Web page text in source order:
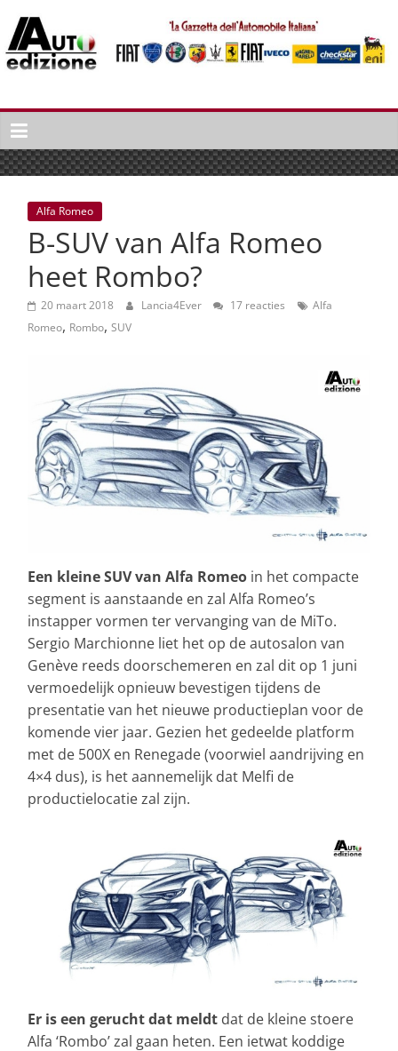
naar
inhoud
Auto
Edizione
La
Gazetta
dell'Automobile
Italiana
Italiaans
autonieuws
lifestyle
Alfa Romeo
B-SUV van Alfa Romeo
heet Rombo?
20 maart 2018 Lancia4Ever 17 reacties
Alfa
Romeo, Rombo, SUV
Een kleine SUV van Alfa Romeo in het compacte
segment is aanstaande en zal Alfa Romeo’s
instapper vormen ter vervanging van de MiTo.
Sergio Marchionne liet het op de autosalon van
Genève reeds doorschemeren en zal dit op 1 juni
vermoedelijk opnieuw bevestigen tijdens de
presentatie van het nieuwe productieplan voor de
komende vier jaar. Gezien het gedeelde platform
met de 500X en Renegade (voorwiel aandrijving en
4×4 dus), is het aannemelijk dat Melfi de
productielocatie zal zijn.
Er is een gerucht dat meldt dat de kleine stoere
Alfa ‘Rombo’ zal gaan heten. Een ietwat koddige